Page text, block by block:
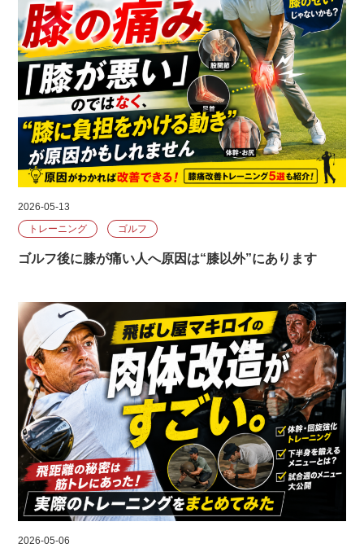
2026-05-13
トレーニング
ゴルフ
ゴルフ後に膝が痛い人へ原因は“膝以外”にあります
2026-05-06